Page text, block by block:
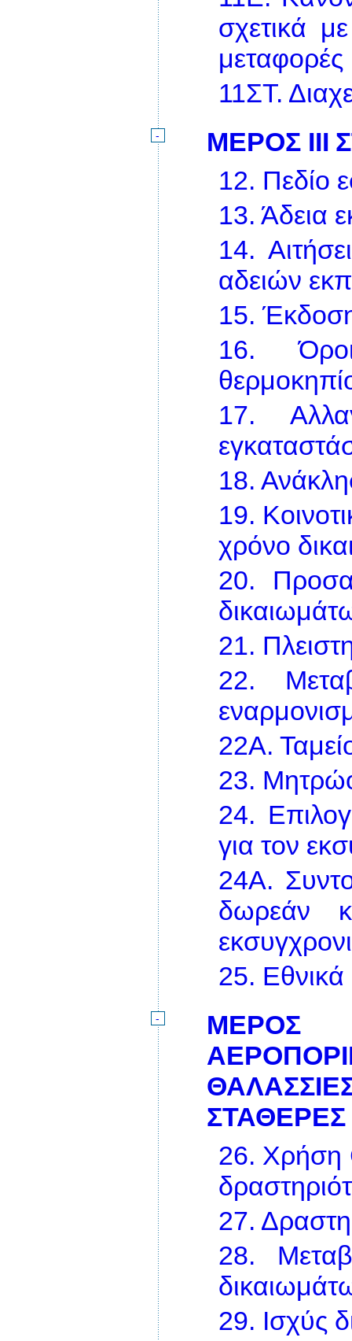
σχετικά
μεταφορές
11ΣΤ.
- ΜΕΡΟΣ ΙΙΙ
12. Πεδίο
13. Άδεια
14.
αδειών
15.
16.
17.
18.
19.
χρόνο
20.
21.
22.
22Α.
23.
24.
για τον
24Α.
δωρεάν
25.
-
ΜΕΡΟΣ
ΣΤΑΘΕΡΕΣ
26. Χρήση
27.
28.
29. Ισχύς